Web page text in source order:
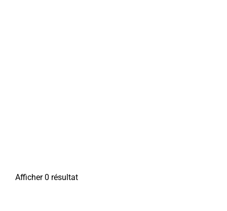
Afficher 0 résultat